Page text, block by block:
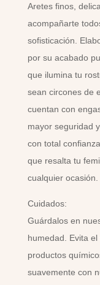
Aretes finos,
acompañarte
sofisticación.
por su acabado
que ilumina tu
sean circones de
cuentan con
mayor seguridad
con total
que resalta tu
cualquier ocasión.
Cuidados:
Guárdalos en
humedad. Evita
productos
suavemente con